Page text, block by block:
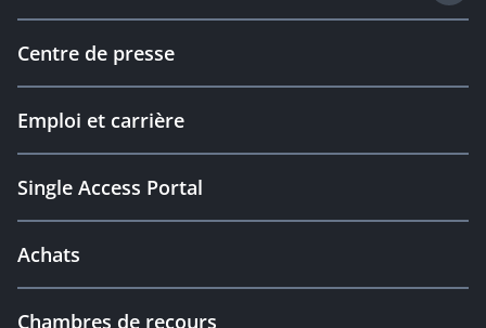
Centre de presse
Emploi et carrière
Single Access Portal
Achats
Chambres de recours